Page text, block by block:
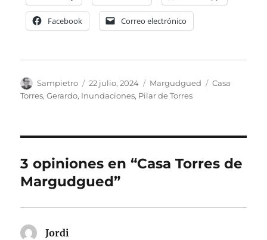
Facebook Correo electrónico
Autor
Sampietro
Publicado
el
22 julio, 2024 Categorías
Margudgued Etiquetas
Casa
Torres,Gerardo, Inundaciones, Pilar de Torres
3 opiniones en “Casa Torres de
Margudgued”
Jordi